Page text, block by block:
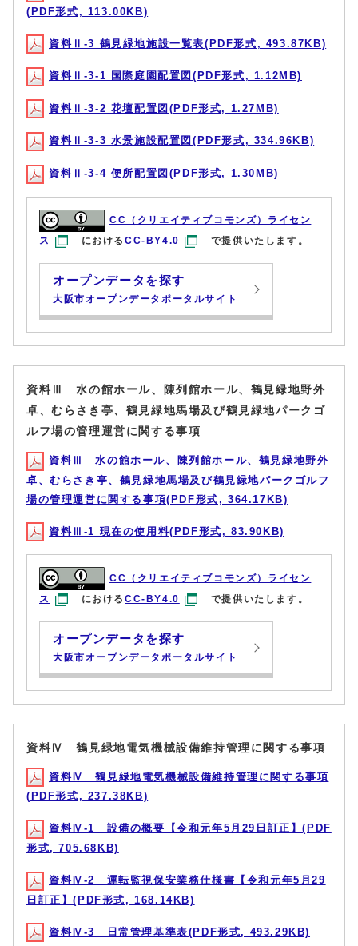
(PDF形式, 113.00KB)
資料Ⅱ-3 鶴見緑地施設一覧表(PDF形式, 493.87KB)
資料Ⅱ-3-1 国際庭園配置図(PDF形式, 1.12MB)
資料Ⅱ-3-2 花壇配置図(PDF形式, 1.27MB)
資料Ⅱ-3-3 水景施設配置図(PDF形式, 334.96KB)
資料Ⅱ-3-4 便所配置図(PDF形式, 1.30MB)
CC（クリエイティブコモンズ）ライセン
ス
におけるCC-BY4.0 で提供いたします。
オープンデータを探す
大阪市オープンデータポータルサイト
資料Ⅲ 水の館ホール、陳列館ホール、鶴見緑地野外
卓、むらさき亭、鶴見緑地馬場及び鶴見緑地パークゴ
ルフ場の管理運営に関する事項
資料Ⅲ 水の館ホール、陳列館ホール、鶴見緑地野外
卓、むらさき亭、鶴見緑地馬場及び鶴見緑地パークゴルフ
場の管理運営に関する事項(PDF形式, 364.17KB)
資料Ⅲ-1 現在の使用料(PDF形式, 83.90KB)
CC（クリエイティブコモンズ）ライセン
ス
におけるCC-BY4.0 で提供いたします。
オープンデータを探す
大阪市オープンデータポータルサイト
資料Ⅳ 鶴見緑地電気機械設備維持管理に関する事項
資料Ⅳ 鶴見緑地電気機械設備維持管理に関する事項
(PDF形式, 237.38KB)
資料Ⅳ-1 設備の概要【令和元年5月29日訂正】(PDF
形式, 705.68KB)
資料Ⅳ-2 運転監視保安業務仕様書【令和元年5月29
日訂正】(PDF形式, 168.14KB)
資料Ⅳ-3 日常管理基準表(PDF形式, 493.29KB)